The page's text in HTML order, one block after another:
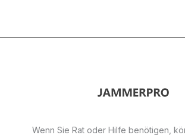
Wenn Sie Rat oder Hilfe benötigen,